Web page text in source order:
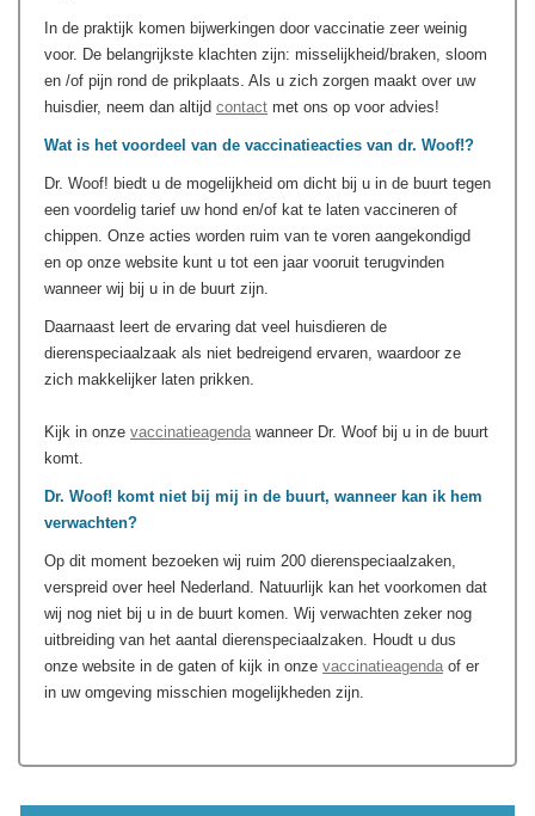
In de praktijk komen bijwerkingen door vaccinatie zeer weinig
voor. De belangrijkste klachten zijn: misselijkheid/braken, sloom
en /of pijn rond de prikplaats. Als u zich zorgen maakt over uw
huisdier, neem dan altijd contact met ons op voor advies!
Wat is het voordeel van de vaccinatieacties van dr. Woof!?
Dr. Woof! biedt u de mogelijkheid om dicht bij u in de buurt tegen
een voordelig tarief uw hond en/of kat te laten vaccineren of
chippen. Onze acties worden ruim van te voren aangekondigd
en op onze website kunt u tot een jaar vooruit terugvinden
wanneer wij bij u in de buurt zijn.
Daarnaast leert de ervaring dat veel huisdieren de
dierenspeciaalzaak als niet bedreigend ervaren, waardoor ze
zich makkelijker laten prikken.
Kijk in onze vaccinatieagendawanneer Dr. Woof bij u in de buurt
komt.
Dr. Woof! komt niet bij mij in de buurt, wanneer kan ik hem
verwachten?
Op dit moment bezoeken wij ruim 200 dierenspeciaalzaken,
verspreid over heel Nederland. Natuurlijk kan het voorkomen dat
wij nog niet bij u in de buurt komen. Wij verwachten zeker nog
uitbreiding van het aantal dierenspeciaalzaken. Houdt u dus
onze website in de gaten of kijk in onze vaccinatieagendaof er
in uw omgeving misschien mogelijkheden zijn.